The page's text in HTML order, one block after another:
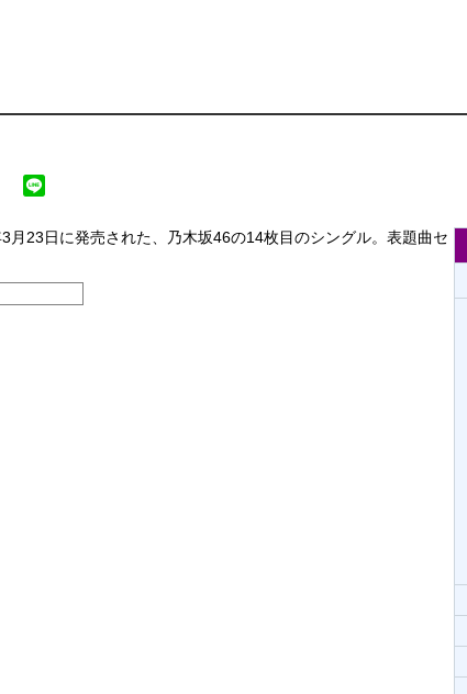
月23日に発売された、乃木坂46の14枚目のシングル。表題曲セ